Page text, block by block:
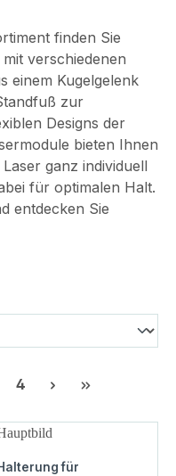
finden Sie
verschiedenen
einem Kugelgelenk
zur
Designs der
bieten Ihnen
ganz individuell
für optimalen Halt.
entdecken Sie
Seite
4
für